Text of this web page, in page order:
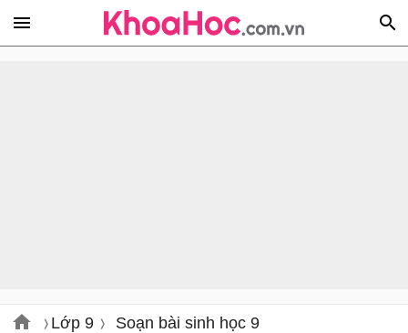
Lớp 9 Soạn bài sinh học 9